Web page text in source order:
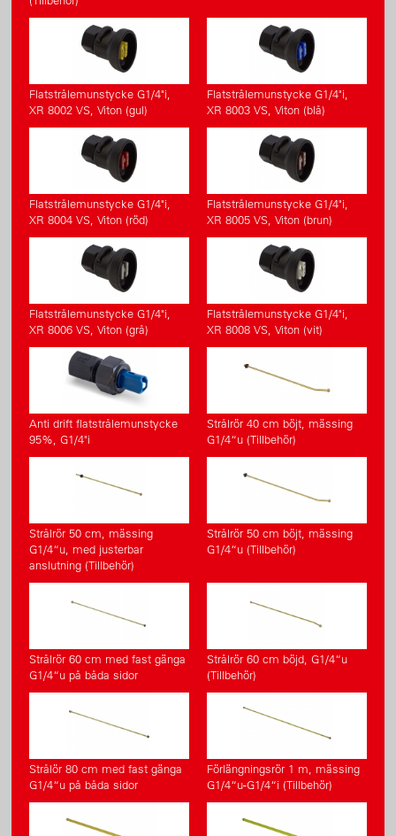
Flatstrålemunstycke G1/4"i,
XR 8002 VS, Viton (gul)
Flatstrålemunstycke G1/4"i,
XR 8003 VS, Viton (blå)
Flatstrålemunstycke G1/4"i,
XR 8004 VS, Viton (röd)
Flatstrålemunstycke G1/4"i,
XR 8005 VS, Viton (brun)
Flatstrålemunstycke G1/4"i,
XR 8006 VS, Viton (grå)
Flatstrålemunstycke G1/4"i,
XR 8008 VS, Viton (vit)
Anti drift flatstrålemunstycke
95%, G1/4"i
Strålrör 40 cm böjt, mässing
G1/4“u (Tillbehör)
Strålrör 50 cm, mässing
G1/4“u, med justerbar
anslutning (Tillbehör)
Strålrör 50 cm böjt, mässing
G1/4“u (Tillbehör)
Strålrör 60 cm med fast gänga
G1/4“u på båda sidor
Strålrör 60 cm böjd, G1/4“u
(Tillbehör)
Strålör 80 cm med fast gänga
G1/4“u på båda sidor
Förlängningsrör 1 m, mässing
G1/4“u-G1/4“i (Tillbehör)